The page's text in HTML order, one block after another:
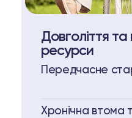
Довголіття та
ресурси
Передчасне
Хронічна втома